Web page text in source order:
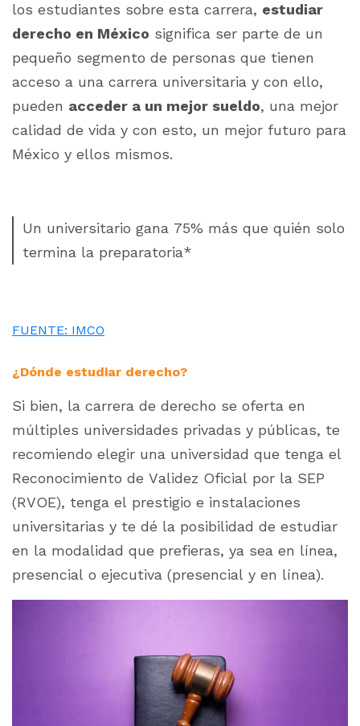
los estudiantes sobre esta carrera, estudiar
derecho en México significa ser parte de un
pequeño segmento de personas que tienen
acceso a una carrera universitaria y con ello,
pueden acceder a un mejor sueldo, una mejor
calidad de vida y con esto, un mejor futuro para
México y ellos mismos.
Un universitario gana 75% más que quién solo
termina la preparatoria*
FUENTE: IMCO
¿Dónde estudiar derecho?
Si bien, la carrera de derecho se oferta en
múltiples universidades privadas y públicas, te
recomiendo elegir una universidad que tenga el
Reconocimiento de Validez Oficial por la SEP
(RVOE), tenga el prestigio e instalaciones
universitarias y te dé la posibilidad de estudiar
en la modalidad que prefieras, ya sea en línea,
presencial o ejecutiva (presencial y en línea).